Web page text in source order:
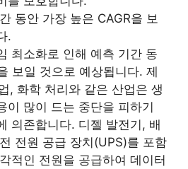
동안 가장 높은 CAGR을 보
.
최소화로 인해 예측 기간 동
보일 것으로 예상됩니다. 제
, 화학 처리와 같은 산업은 생
이 많이 드는 중단을 피하기
의존합니다. 디젤 발전기, 배
전원 공급 장치(UPS)를 포함
적인 전원을 공급하여 데이터